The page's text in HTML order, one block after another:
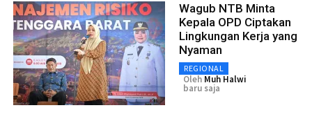
Wagub NTB Minta
Kepala OPD Ciptakan
Lingkungan Kerja yang
Nyaman
REGIONAL
Oleh Muh Halwi
baru saja